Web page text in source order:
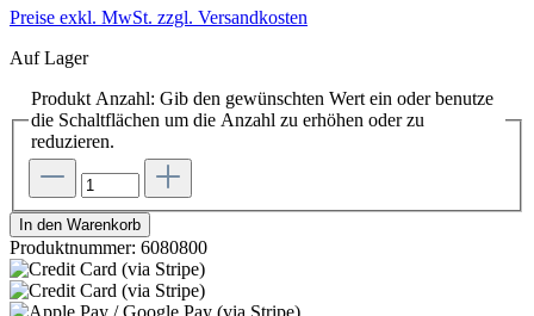
Preise exkl. MwSt. zzgl. Versandkosten
Auf Lager
Produkt Anzahl: Gib den gewünschten Wert ein oder benutze
die Schaltflächen um die Anzahl zu erhöhen oder zu
reduzieren.
In den Warenkorb
Produktnummer: 6080800